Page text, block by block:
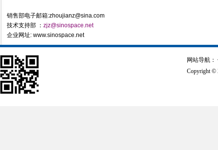
销售部电子邮箱:zhoujianz@sina.com
技术支持部 ： zjz@sinospace.net
企业网址: www.sinospace.net
网站导航：
Copyright ©